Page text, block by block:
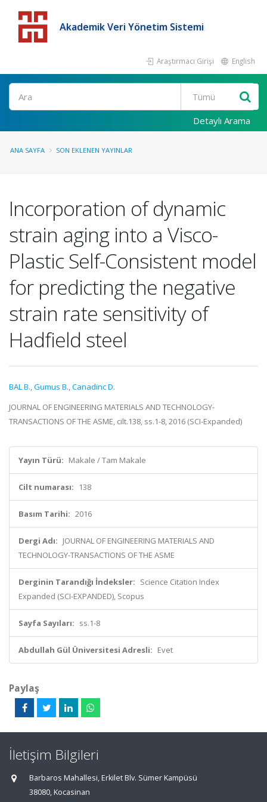
Akademik Veri Yönetim Sistemi
Araştırmacı Girişi English
Detaylı Arama
ANA SAYFA SON EKLENEN YAYINLAR
Incorporation of dynamic
strain aging into a Visco-
Plastic Self-Consistent model
for predicting the negative
strain rate sensitivity of
Hadfield steel
BAL B.,Gumus B.,Canadinc D.
JOURNAL OF ENGINEERING MATERIALS AND TECHNOLOGY-
TRANSACTIONS OF THE ASME, cilt.138, ss.1-8, 2016 (SCI-Expanded)
Yayın Türü: Makale / Tam Makale
Cilt numarası: 138
Basım Tarihi: 2016
Dergi Adı: JOURNAL OF ENGINEERING MATERIALS AND
TECHNOLOGY-TRANSACTIONS OF THE ASME
Derginin Tarandığı İndeksler: Science Citation Index
Expanded (SCI-EXPANDED), Scopus
Sayfa Sayıları: ss.1-8
Abdullah Gül Üniversitesi Adresli: Evet
Paylaş
İletişim Bilgileri
Barbaros Mahallesi, Erkilet Blv. Sümer Kampüsü
38080, Kocasinan